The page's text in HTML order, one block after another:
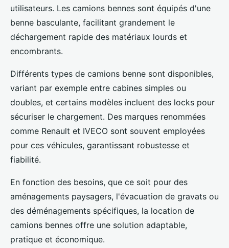
utilisateurs. Les camions bennes sont équipés d'une
benne basculante, facilitant grandement le
déchargement rapide des matériaux lourds et
encombrants.
Différents types de camions benne sont disponibles,
variant par exemple entre cabines simples ou
doubles, et certains modèles incluent des locks pour
sécuriser le chargement. Des marques renommées
comme Renault et IVECO sont souvent employées
pour ces véhicules, garantissant robustesse et
fiabilité.
En fonction des besoins, que ce soit pour des
aménagements paysagers, l'évacuation de gravats ou
des déménagements spécifiques, la location de
camions bennes offre une solution adaptable,
pratique et économique.